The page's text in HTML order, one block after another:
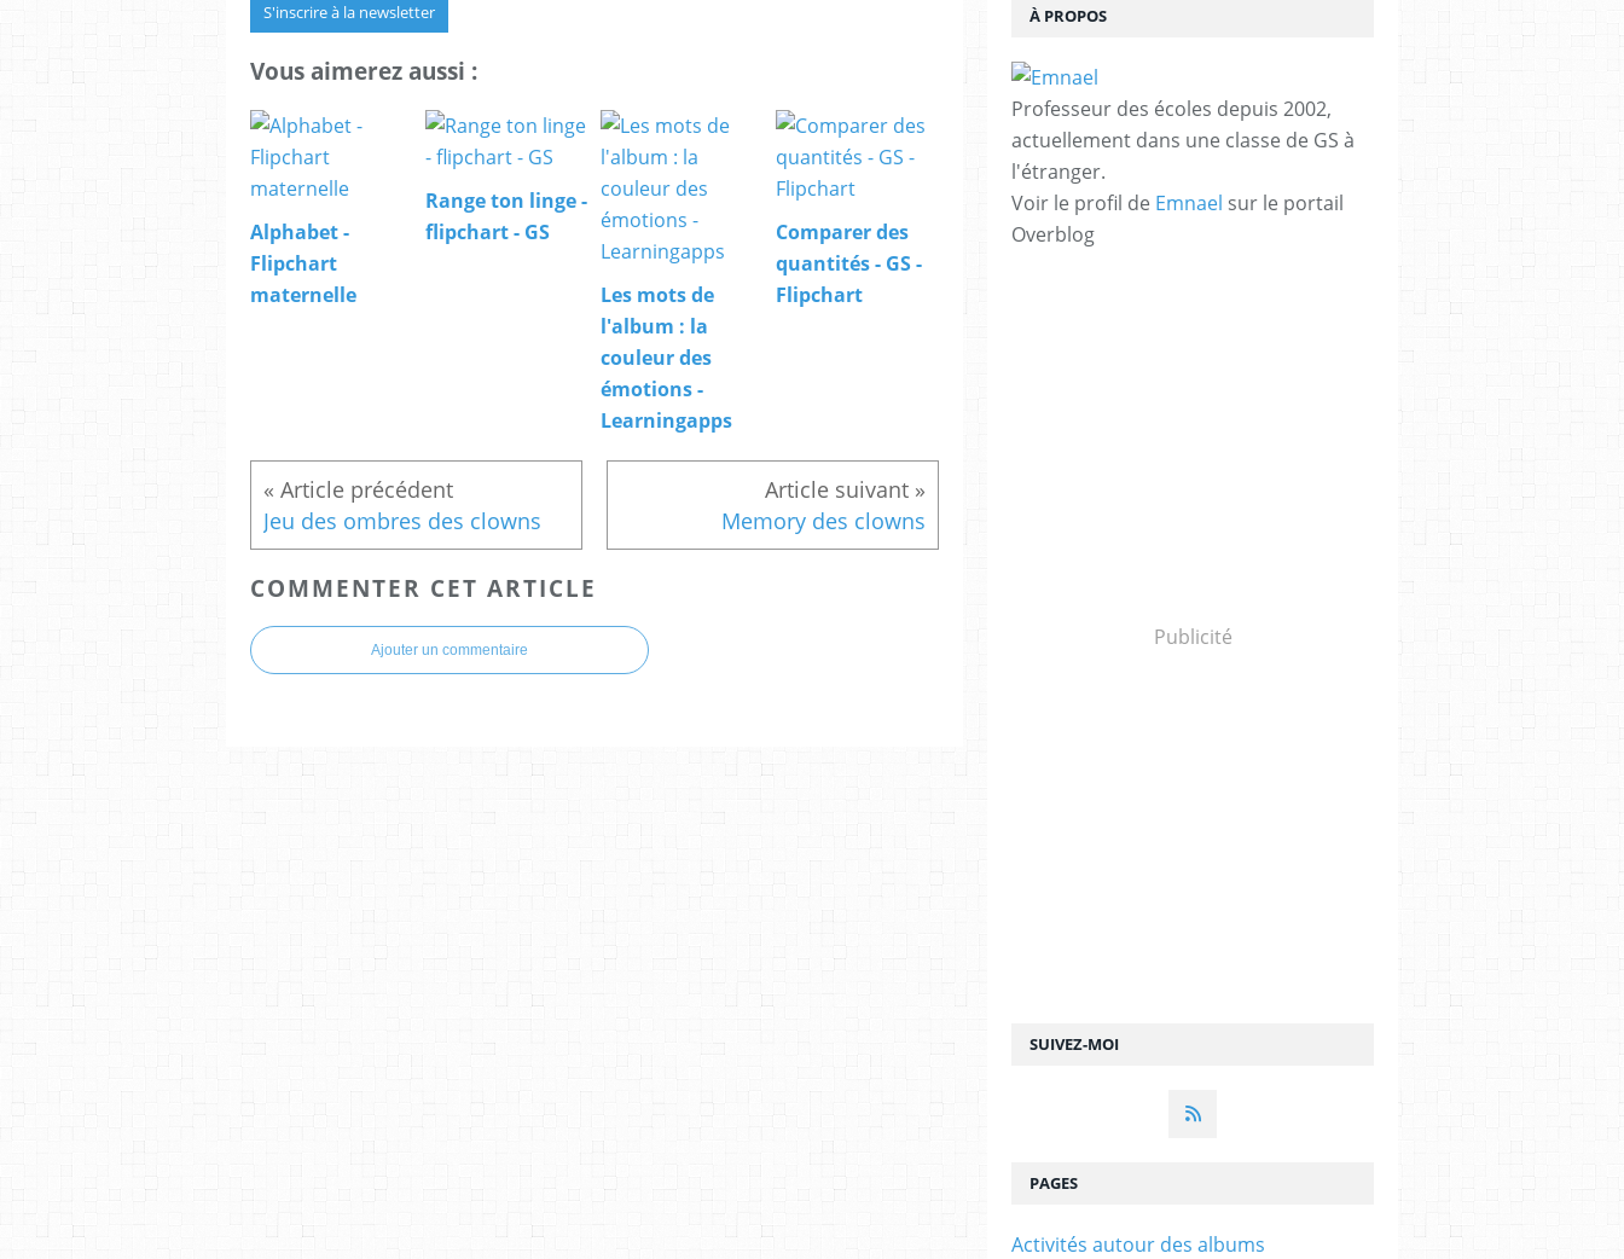
S'inscrire à la newsletter
Vous aimerez aussi :
Alphabet -
Flipchart
maternelle
Range ton linge -
flipchart - GS
Les mots de
l'album : la
couleur des
émotions -
Learningapps
Comparer des
quantités - GS -
Flipchart
Jeu des ombres des clowns Memory des clowns
COMMENTER CET ARTICLE
Ajouter un commentaire
SUIVEZ-MOI
À PROPOS
Professeur des écoles depuis 2002,
actuellement dans une classe de GS à
l'étranger.
Voir le profil de Emnael sur le portail
Overblog
Publicité
PAGES
Activités autour des albums